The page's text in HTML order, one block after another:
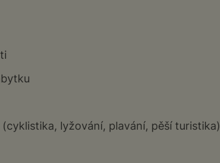
lyžování, plavání, pěší turistika)